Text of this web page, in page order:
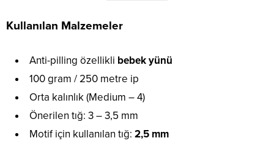
Kullanılan Malzemeler
Anti-pilling özellikli bebek yünü
100 gram / 250 metre ip
Orta kalınlık (Medium – 4)
Önerilen tığ: 3 – 3,5 mm
Motif için kullanılan tığ: 2,5 mm